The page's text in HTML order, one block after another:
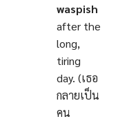
waspish
after the
long,
tiring
day. (เธอ
กลายเป็น
คน